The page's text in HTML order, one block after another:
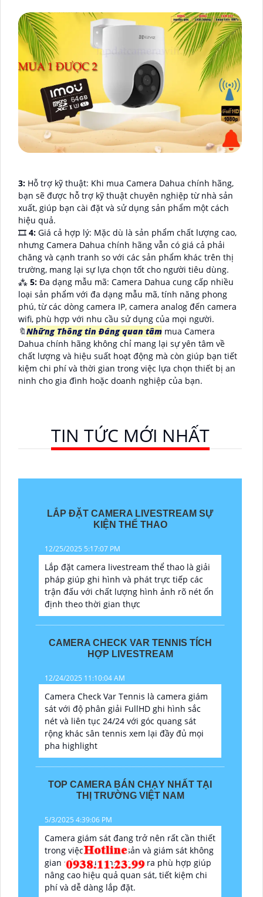
3: Hỗ trợ kỹ thuật: Khi mua Camera Dahua chính hãng,
bạn sẽ được hỗ trợ kỹ thuật chuyên nghiệp từ nhà sản
xuất, giúp bạn cài đặt và sử dụng sản phẩm một cách
hiệu quả.
🎞 4: Giá cả hợp lý: Mặc dù là sản phẩm chất lượng cao,
nhưng Camera Dahua chính hãng vẫn có giá cả phải
chăng và cạnh tranh so với các sản phẩm khác trên thị
trường, mang lại sự lựa chọn tốt cho người tiêu dùng.
⁂ 5: Đa dạng mẫu mã: Camera Dahua cung cấp nhiều
loại sản phẩm với đa dạng mẫu mã, tính năng phong
phú, từ các dòng camera IP, camera analog đến camera
wifi, phù hợp với nhu cầu sử dụng của mọi người.
🔖Những Thông tin Đáng quan tâm mua Camera
Dahua chính hãng không chỉ mang lại sự yên tâm về
chất lượng và hiệu suất hoạt động mà còn giúp bạn tiết
kiệm chi phí và thời gian trong việc lựa chọn thiết bị an
ninh cho gia đình hoặc doanh nghiệp của bạn.
TIN TỨC MỚI NHẤT
LẮP ĐẶT CAMERA LIVESTREAM SỰ
KIỆN THỂ THAO
12/25/2025 5:17:07 PM
Lắp đặt camera livestream thể thao là giải
pháp giúp ghi hình và phát trực tiếp các
trận đấu với chất lượng hình ảnh rõ nét ổn
định theo thời gian thực
CAMERA CHECK VAR TENNIS TÍCH
HỢP LIVESTREAM
12/24/2025 11:10:04 AM
Camera Check Var Tennis là camera giám
sát với độ phân giải FullHD ghi hình sắc
nét và liên tục 24/24 với góc quang sát
rộng khác sân tennis xem lại đầy đủ mọi
pha highlight
TOP CAMERA BÁN CHẠY NHẤT TẠI
THỊ TRƯỜNG VIỆT NAM
5/3/2025 4:39:06 PM
Camera giám sát đang trở nên rất cần thiết
trong việc bảo vệ tài sản và giám sát không
gian sống. Lựa chọn camera phù hợp giúp
nâng cao hiệu quả quan sát, tiết kiệm chi
phí và dễ dàng lắp đặt.